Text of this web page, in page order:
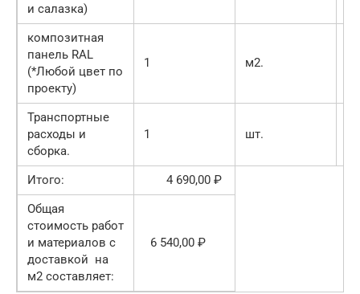
и салазка)
композитная
панель RAL
(*Любой цвет по
проекту)
1 м2.
Транспортные
расходы и
сборка.
1 шт.
Итого:
4 690,00 ₽
Общая
стоимость работ
и материалов с
доставкой на
м2 составляет:
6 540,00 ₽